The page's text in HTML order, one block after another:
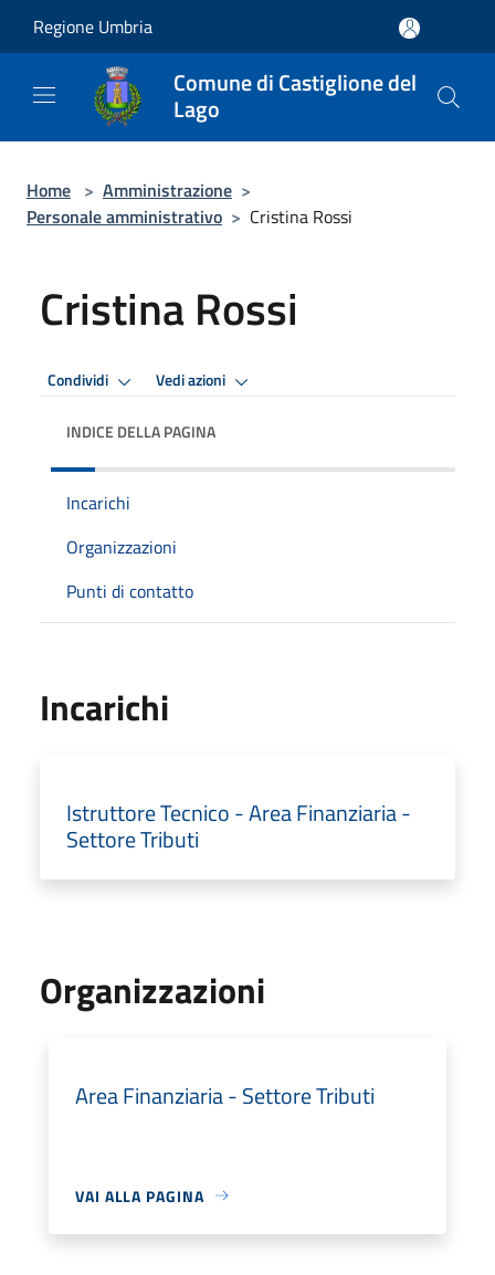
Regione Umbria
Comune di Castiglione del
Lago
Home > Amministrazione >
Personale amministrativo > Cristina Rossi
Cristina Rossi
Condividi Vedi azioni
INDICE DELLA PAGINA
Incarichi
Organizzazioni
Punti di contatto
Incarichi
Istruttore Tecnico - Area Finanziaria -
Settore Tributi
Organizzazioni
Area Finanziaria - Settore Tributi
VAI ALLA PAGINA